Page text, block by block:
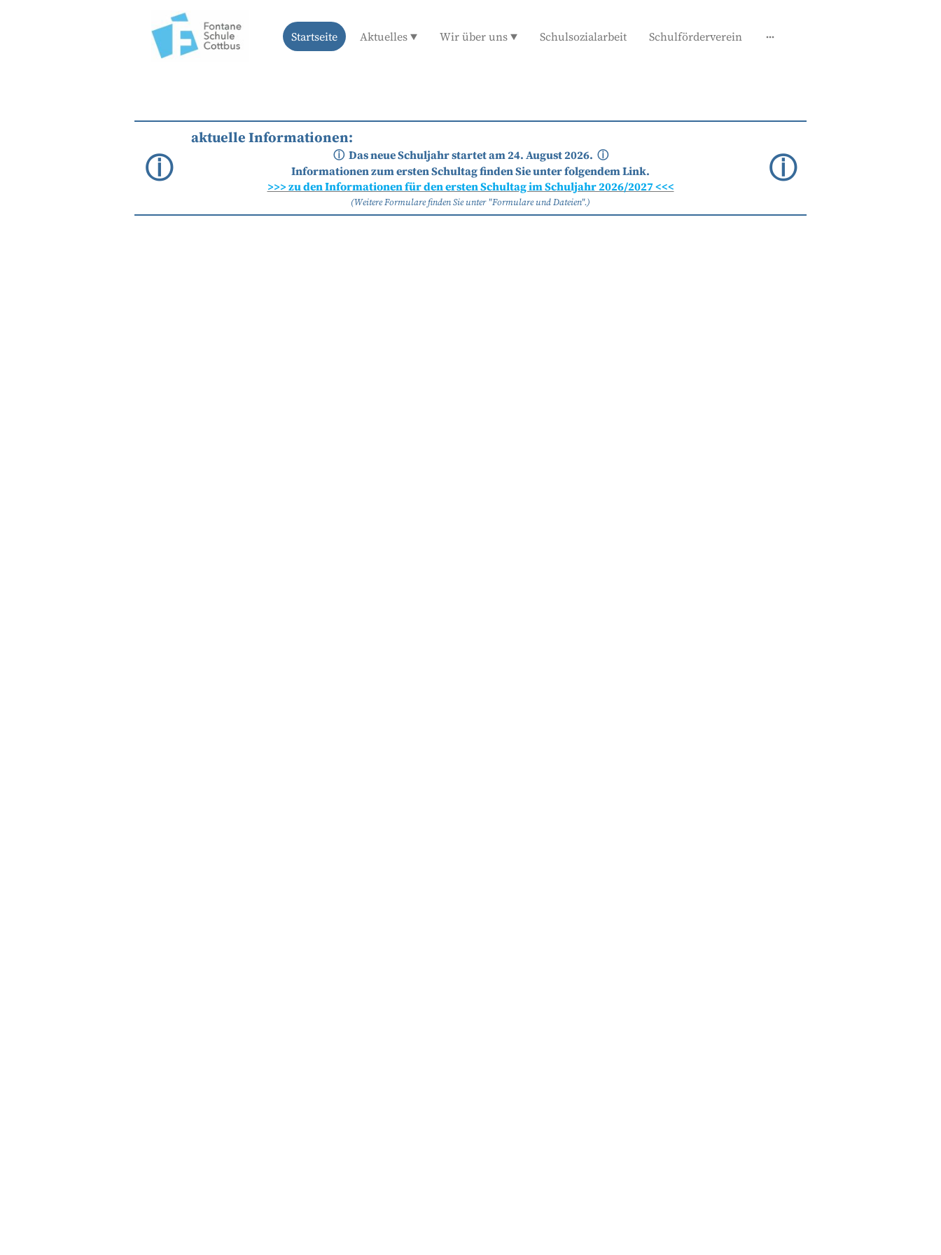
Startseite Aktuelles Wir über uns Schulsozialarbeit Schulförderverein
ⓘ
aktuelle Informationen:
ⓘ Das neue Schuljahr startet am 24. August 2026. ⓘ
Informationen zum ersten Schultag finden Sie unter folgendem Link.
>>> zu den Informationen für den ersten Schultag im Schuljahr 2026/2027 <<<
(Weitere Formulare finden Sie unter "Formulare und Dateien".)
ⓘ